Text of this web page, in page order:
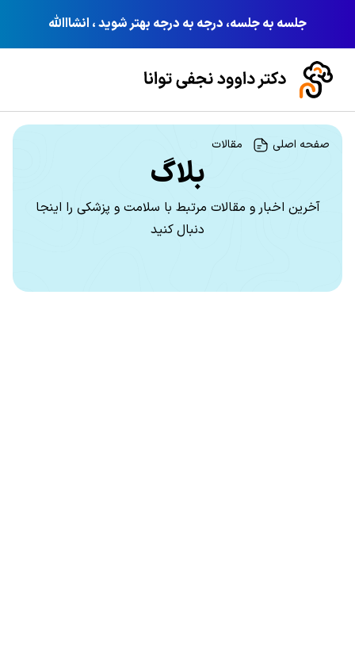
جلسه به جلسه، درجه به درجه بهتر شوید ، انشااالله
صفحه اصلی مقالات
بلاگ
آخرین اخبار و مقالات مرتبط با سلامت و پزشکی را اینجا
دنبال کنید